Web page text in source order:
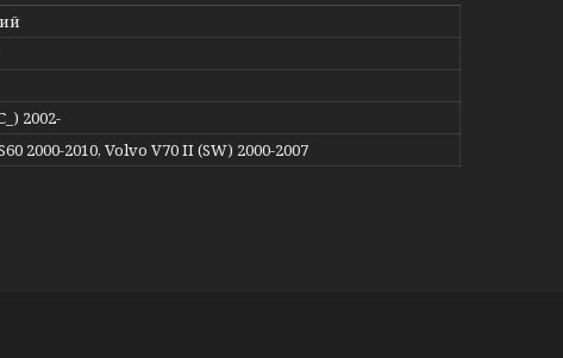
2002-
2000-2010, Volvo V70 II (SW) 2000-2007